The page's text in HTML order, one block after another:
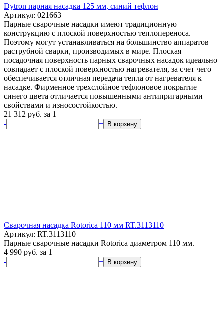
Dytron парная насадка 125 мм, синий тефлон
Артикул: 021663
Парные сварочные насадки имеют традиционную
конструкцию с плоской поверхностью теплопереноса.
Поэтому могут устанавливаться на большинство аппаратов
раструбной сварки, производимых в мире. Плоская
посадочная поверхность парных сварочных насадок идеально
совпадает с плоской поверхностью нагревателя, за счет чего
обеспечивается отличная передача тепла от нагревателя к
насадке. Фирменное трехслойное тефлоновое покрытие
синего цвета отличается повышенными антипригарными
свойствами и износостойкостью.
21 312 руб. за 1
-
+ В корзину
Сварочная насадка Rotorica 110 мм RT.3113110
Артикул: RT.3113110
Парные сварочные насадки Rotorica диаметром 110 мм.
4 990 руб. за 1
-
+ В корзину